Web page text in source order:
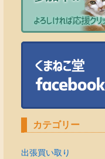
カテゴリー
出張買い取り